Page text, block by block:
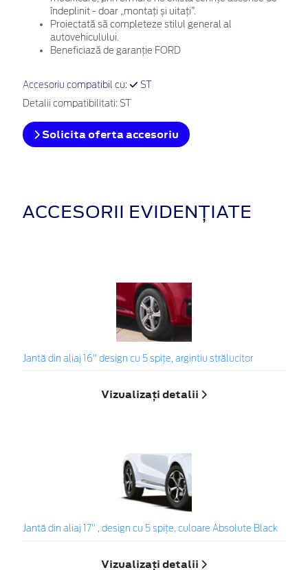
îndeplinit - doar „montați și uitați”.
Proiectată să completeze stilul general al
autovehiculului.
Beneficiază de garanție FORD
Accesoriu compatibil cu: ST
Detalii compatibilitati: ST
Solicita oferta accesoriu
ACCESORII EVIDENȚIATE
Jantă din aliaj 16" design cu 5 spițe, argintiu strălucitor
Vizualizați detalii
Jantă din aliaj 17" , design cu 5 spiţe, culoare Absolute Black
Vizualizați detalii